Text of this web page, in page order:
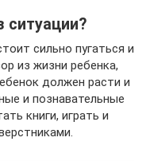
ситуации?
сильно пугаться и
из жизни ребенка,
должен расти и
и познавательные
книги, играть и